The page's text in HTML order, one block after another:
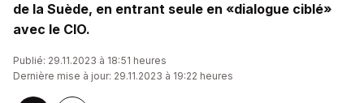
de la Suède, en entrant seule en «dialogue ciblé»
avec le CIO.
Publié: 29.11.2023 à 18:51 heures
Dernière mise à jour: 29.11.2023 à 19:22 heures